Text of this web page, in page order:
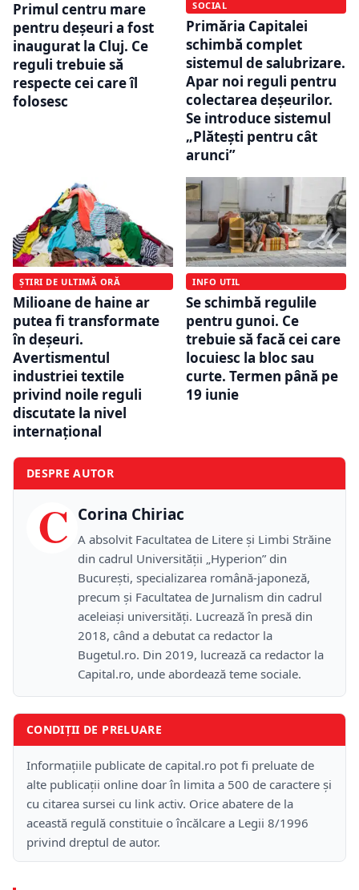
Primul centru mare
pentru deșeuri a fost
inaugurat la Cluj. Ce
reguli trebuie să
respecte cei care îl
folosesc
SOCIAL
Primăria Capitalei
schimbă complet
sistemul de salubrizare.
Apar noi reguli pentru
colectarea deșeurilor.
Se introduce sistemul
„Plătești pentru cât
arunci”
ȘTIRI DE ULTIMĂ ORĂ
Milioane de haine ar
putea fi transformate
în deșeuri.
Avertismentul
industriei textile
privind noile reguli
discutate la nivel
internațional
INFO UTIL
Se schimbă regulile
pentru gunoi. Ce
trebuie să facă cei care
locuiesc la bloc sau
curte. Termen până pe
19 iunie
DESPRE AUTOR
C Corina Chiriac
A absolvit Facultatea de Litere și Limbi Străine
din cadrul Universității „Hyperion” din
București, specializarea română-japoneză,
precum și Facultatea de Jurnalism din cadrul
aceleiași universități. Lucrează în presă din
2018, când a debutat ca redactor la
Bugetul.ro. Din 2019, lucrează ca redactor la
Capital.ro, unde abordează teme sociale.
CONDIȚII DE PRELUARE
Informațiile publicate de capital.ro pot fi preluate de
alte publicații online doar în limita a 500 de caractere și
cu citarea sursei cu link activ. Orice abatere de la
această regulă constituie o încălcare a Legii 8/1996
privind dreptul de autor.